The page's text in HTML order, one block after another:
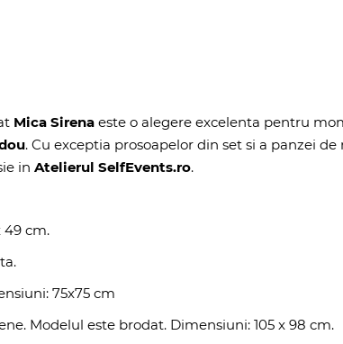
Mica Sirena este o alegere excelenta pentru
. Cu exceptia prosoapelor din set si a panzei
in Atelierul SelfEvents.ro.
49 cm.
75x75 cm
Modelul este brodat. Dimensiuni: 105 x 98 cm.